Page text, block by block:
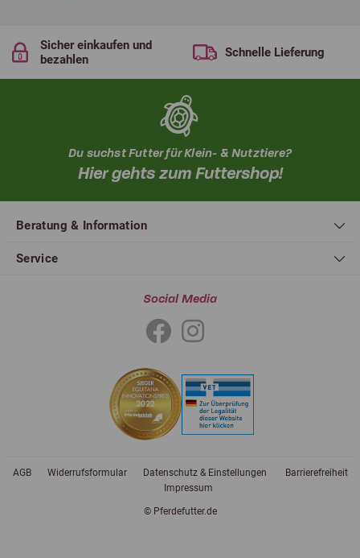
Sicher einkaufen und
bezahlen
Schnelle Lieferung
Du suchst Futter für Klein- & Nutztiere?
Hier gehts zum Futtershop!
Beratung & Information
Service
Social Media
© Pferdefutter.de
AGB Widerrufsformular Datenschutz & Einstellungen
Barrierefreiheit
Impressum